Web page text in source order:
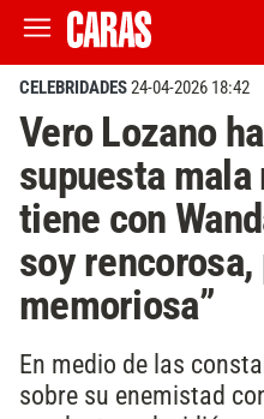
CELEBRIDADES24-04-2026 18:42
Vero Lozano
supuesta
tiene con
soy
memoriosa”
En medio de las
sobre su enemistad